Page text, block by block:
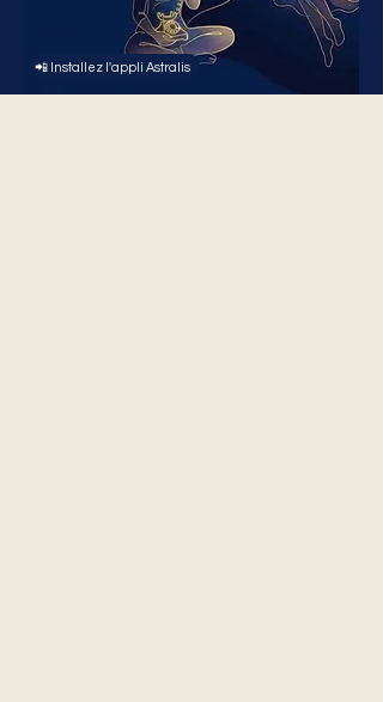
📲 Installez l'appli Astralis